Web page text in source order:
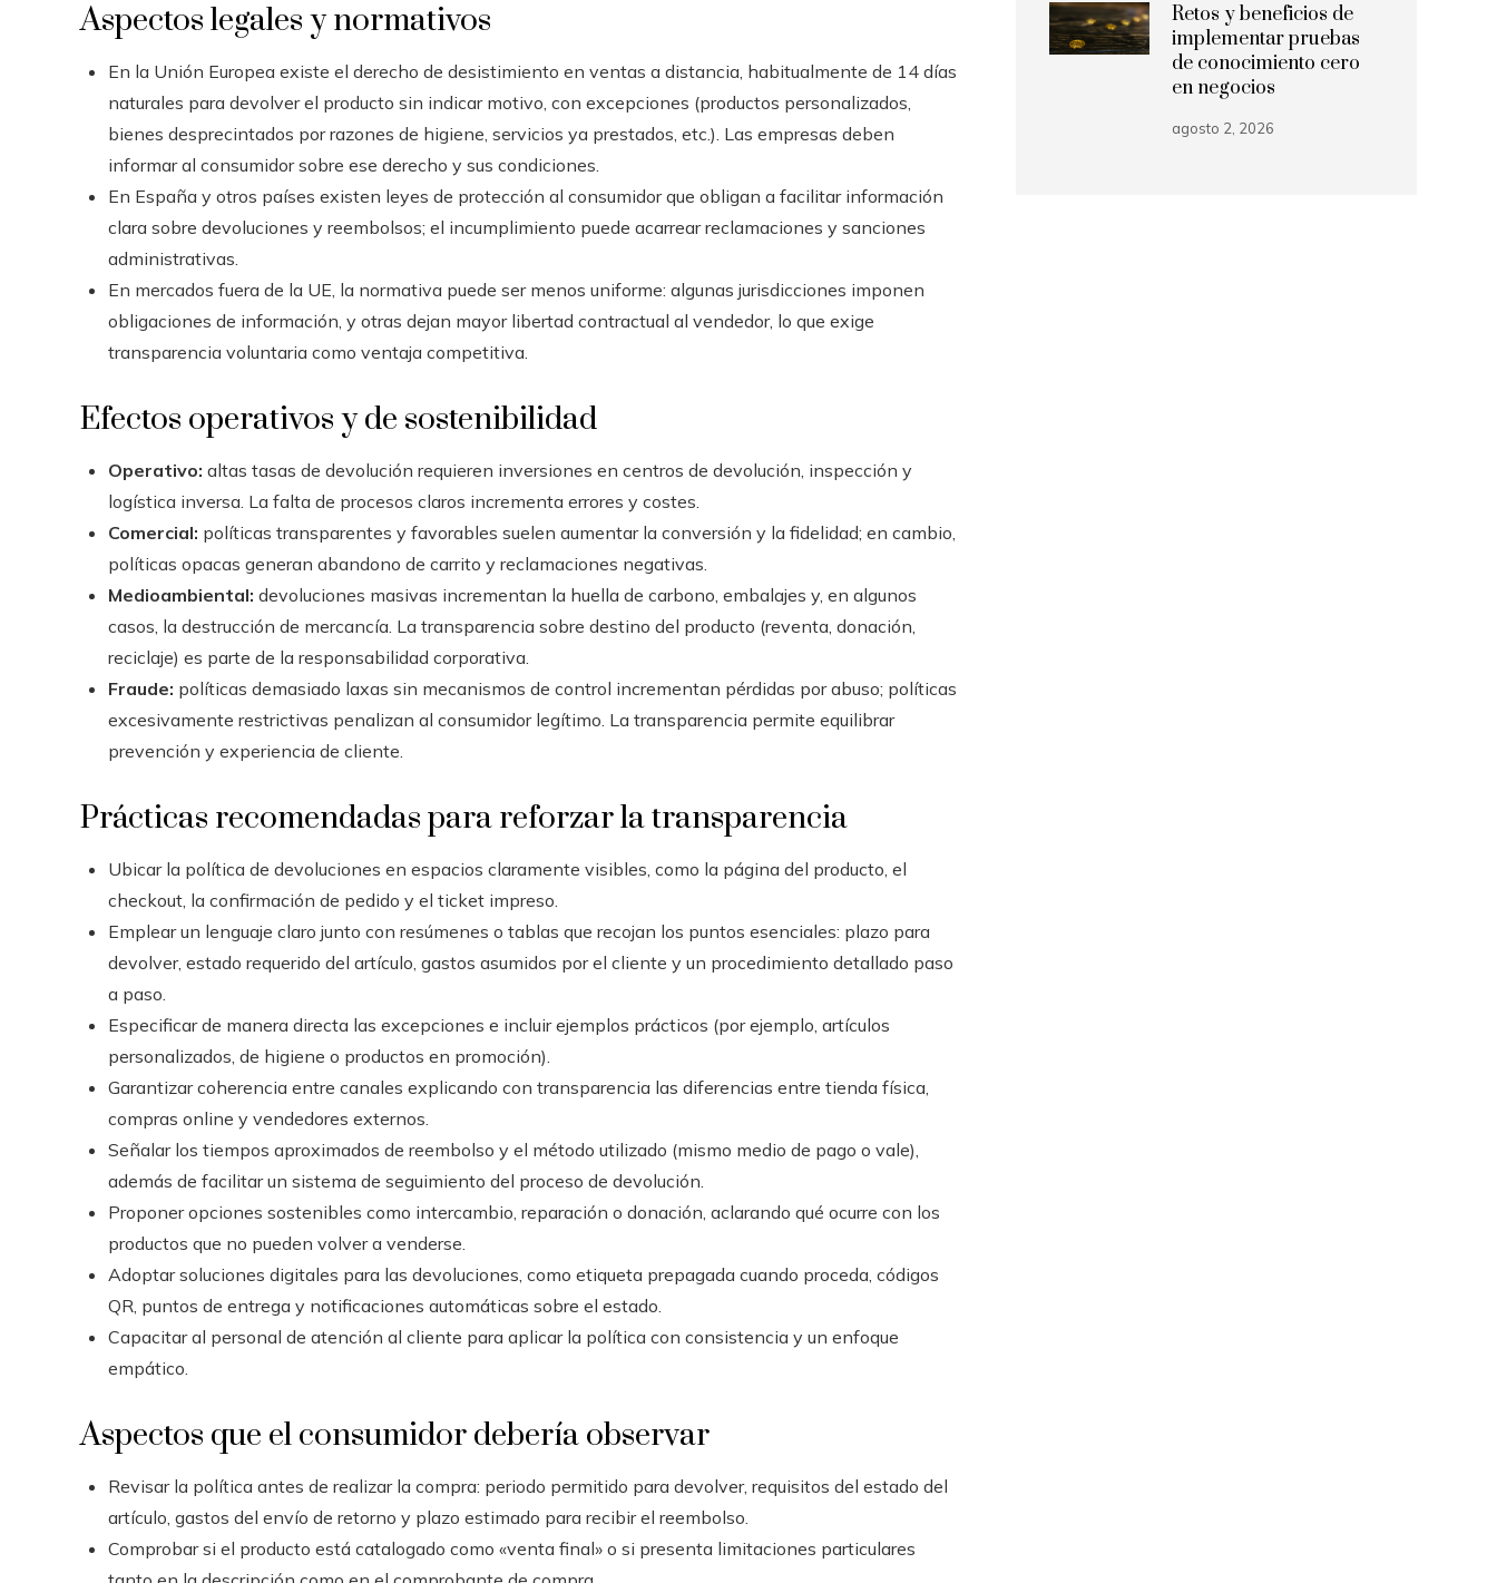
Aspectos legales y normativos
En la Unión Europea existe el derecho de desistimiento en ventas a distancia, habitualmente de 14 días
naturales para devolver el producto sin indicar motivo, con excepciones (productos personalizados,
bienes desprecintados por razones de higiene, servicios ya prestados, etc.). Las empresas deben
informar al consumidor sobre ese derecho y sus condiciones.
En España y otros países existen leyes de protección al consumidor que obligan a facilitar información
clara sobre devoluciones y reembolsos; el incumplimiento puede acarrear reclamaciones y sanciones
administrativas.
En mercados fuera de la UE, la normativa puede ser menos uniforme: algunas jurisdicciones imponen
obligaciones de información, y otras dejan mayor libertad contractual al vendedor, lo que exige
transparencia voluntaria como ventaja competitiva.
Efectos operativos y de sostenibilidad
Operativo: altas tasas de devolución requieren inversiones en centros de devolución, inspección y
logística inversa. La falta de procesos claros incrementa errores y costes.
Comercial: políticas transparentes y favorables suelen aumentar la conversión y la fidelidad; en cambio,
políticas opacas generan abandono de carrito y reclamaciones negativas.
Medioambiental: devoluciones masivas incrementan la huella de carbono, embalajes y, en algunos
casos, la destrucción de mercancía. La transparencia sobre destino del producto (reventa, donación,
reciclaje) es parte de la responsabilidad corporativa.
Fraude: políticas demasiado laxas sin mecanismos de control incrementan pérdidas por abuso; políticas
excesivamente restrictivas penalizan al consumidor legítimo. La transparencia permite equilibrar
prevención y experiencia de cliente.
Prácticas recomendadas para reforzar la transparencia
Ubicar la política de devoluciones en espacios claramente visibles, como la página del producto, el
checkout, la confirmación de pedido y el ticket impreso.
Emplear un lenguaje claro junto con resúmenes o tablas que recojan los puntos esenciales: plazo para
devolver, estado requerido del artículo, gastos asumidos por el cliente y un procedimiento detallado paso
a paso.
Especificar de manera directa las excepciones e incluir ejemplos prácticos (por ejemplo, artículos
personalizados, de higiene o productos en promoción).
Garantizar coherencia entre canales explicando con transparencia las diferencias entre tienda física,
compras online y vendedores externos.
Señalar los tiempos aproximados de reembolso y el método utilizado (mismo medio de pago o vale),
además de facilitar un sistema de seguimiento del proceso de devolución.
Proponer opciones sostenibles como intercambio, reparación o donación, aclarando qué ocurre con los
productos que no pueden volver a venderse.
Adoptar soluciones digitales para las devoluciones, como etiqueta prepagada cuando proceda, códigos
QR, puntos de entrega y notificaciones automáticas sobre el estado.
Capacitar al personal de atención al cliente para aplicar la política con consistencia y un enfoque
empático.
Aspectos que el consumidor debería observar
Revisar la política antes de realizar la compra: periodo permitido para devolver, requisitos del estado del
artículo, gastos del envío de retorno y plazo estimado para recibir el reembolso.
Comprobar si el producto está catalogado como «venta final» o si presenta limitaciones particulares
Retos y beneficios de
implementar pruebas
de conocimiento cero
en negocios
agosto 2, 2026